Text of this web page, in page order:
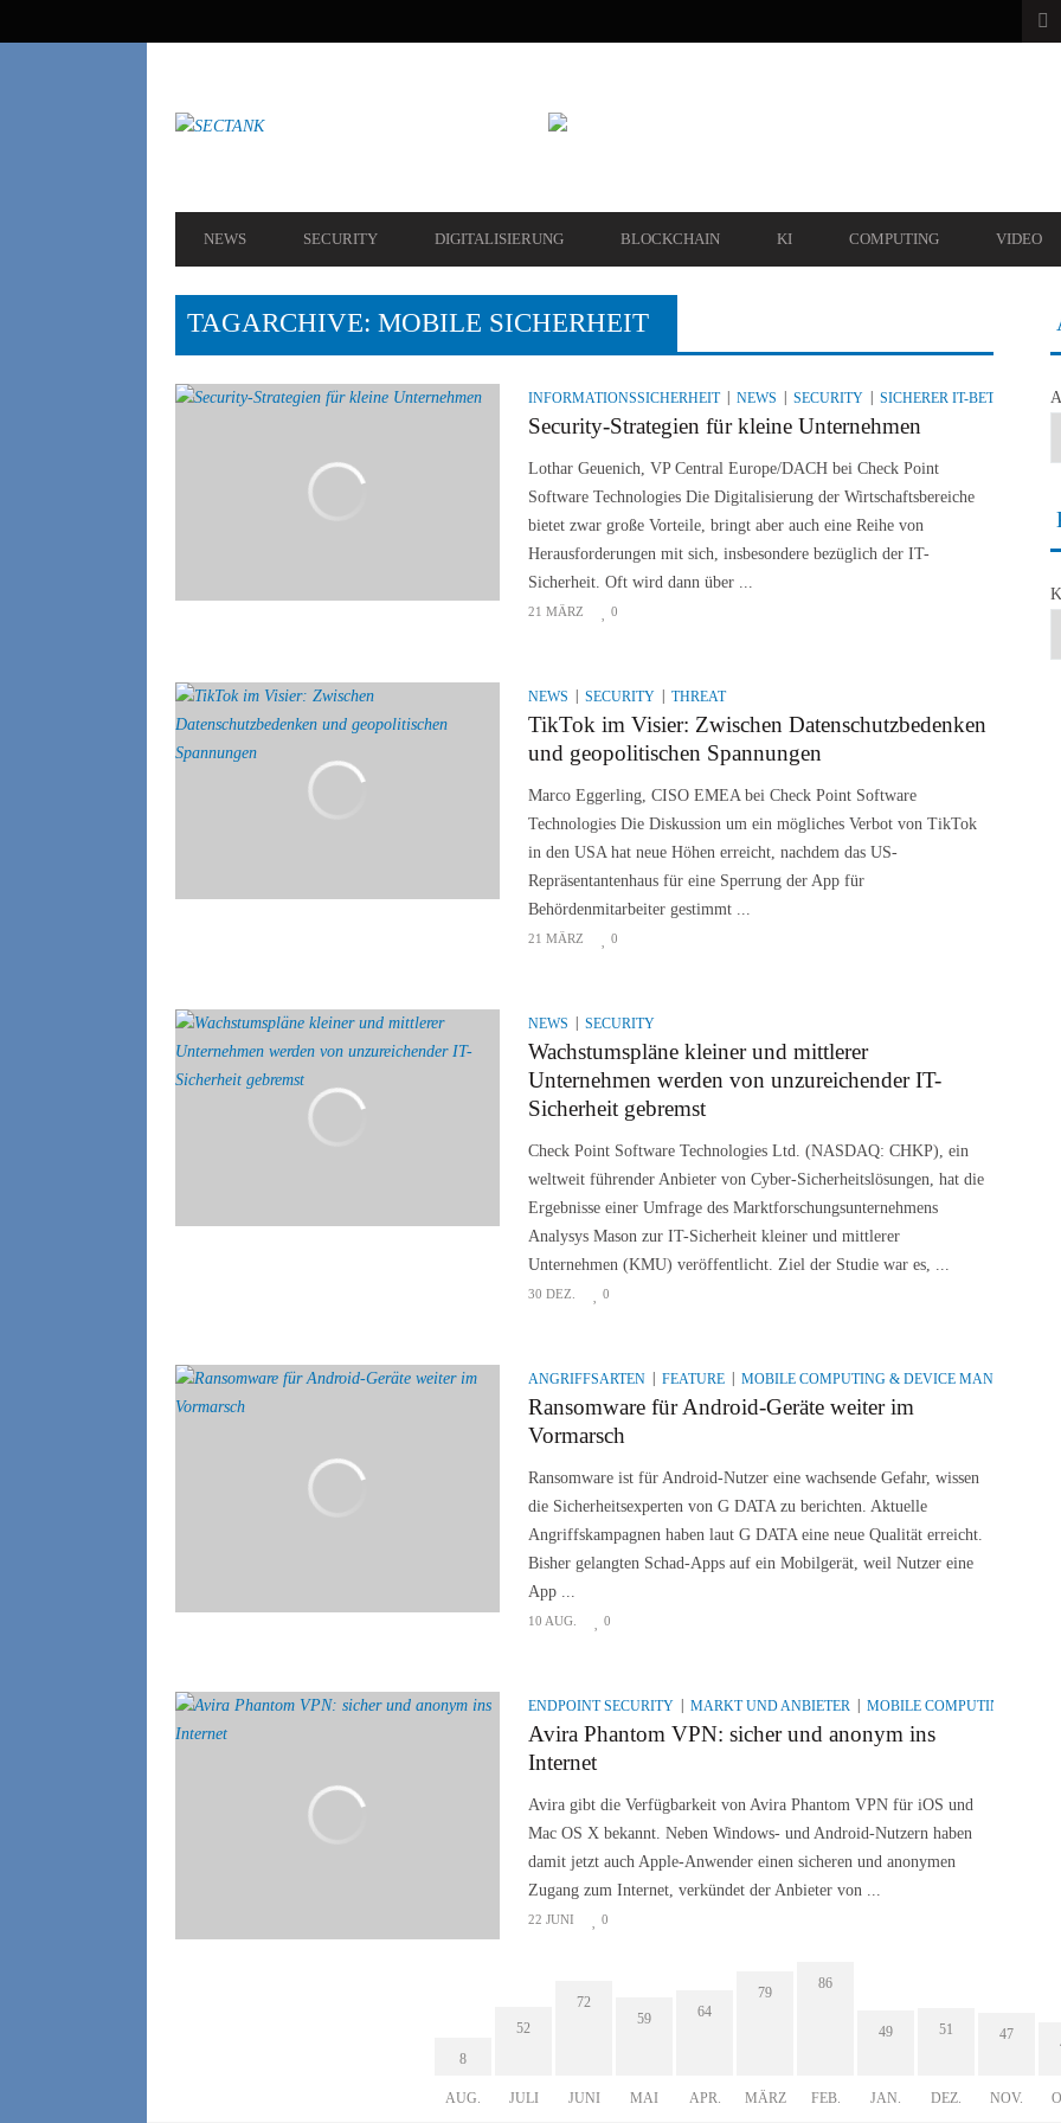
NAVIGATION
NAVIGATION
NEWS SECURITY DIGITALISIERUNG BLOCKCHAIN KI COMPUTING VIDEO
TAGARCHIVE: MOBILE SICHERHEIT
INFORMATIONSSICHERHEIT NEWS SECURITY SICHERER IT-BETRIEB
Security-Strategien für kleine Unternehmen
Lothar Geuenich, VP Central Europe/DACH bei Check Point
Software Technologies Die Digitalisierung der Wirtschaftsbereiche
bietet zwar große Vorteile, bringt aber auch eine Reihe von
Herausforderungen mit sich, insbesondere bezüglich der IT-
Sicherheit. Oft wird dann über ...
21 MÄRZ 0
NEWS SECURITY THREAT
TikTok im Visier: Zwischen Datenschutzbedenken
und geopolitischen Spannungen
Marco Eggerling, CISO EMEA bei Check Point Software
Technologies Die Diskussion um ein mögliches Verbot von TikTok
in den USA hat neue Höhen erreicht, nachdem das US-
Repräsentantenhaus für eine Sperrung der App für
Behördenmitarbeiter gestimmt ...
21 MÄRZ 0
NEWS SECURITY
Wachstumspläne kleiner und mittlerer
Unternehmen werden von unzureichender IT-
Sicherheit gebremst
Check Point Software Technologies Ltd. (NASDAQ: CHKP), ein
weltweit führender Anbieter von Cyber-Sicherheitslösungen, hat die
Ergebnisse einer Umfrage des Marktforschungsunternehmens
Analysys Mason zur IT-Sicherheit kleiner und mittlerer
Unternehmen (KMU) veröffentlicht. Ziel der Studie war es, ...
30 DEZ. 0
ANGRIFFSARTEN FEATURE MOBILE COMPUTING & DEVICE MANAGEMENT
Ransomware für Android-Geräte weiter im
Vormarsch
Ransomware ist für Android-Nutzer eine wachsende Gefahr, wissen
die Sicherheitsexperten von G DATA zu berichten. Aktuelle
Angriffskampagnen haben laut G DATA eine neue Qualität erreicht.
Bisher gelangten Schad-Apps auf ein Mobilgerät, weil Nutzer eine
App ...
10 AUG. 0
ENDPOINT SECURITY MARKT UND ANBIETER MOBILE COMPUTING &
Avira Phantom VPN: sicher und anonym ins
Internet
Avira gibt die Verfügbarkeit von Avira Phantom VPN für iOS und
Mac OS X bekannt. Neben Windows- und Android-Nutzern haben
damit jetzt auch Apple-Anwender einen sicheren und anonymen
Zugang zum Internet, verkündet der Anbieter von ...
22 JUNI 0
8
AUG.
52
JULI
72
JUNI
59
MAI
64
APR.
79
MÄRZ
86
FEB.
49
JAN.
51
DEZ.
47
NOV.